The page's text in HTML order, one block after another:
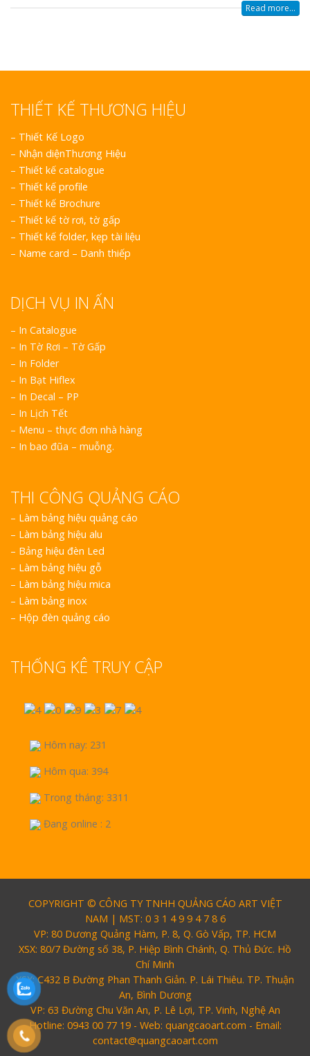
Read more...
THIẾT KẾ THƯƠNG HIỆU
– Thiết Kế Logo
– Nhận diệnThương Hiệu
– Thiết kế catalogue
– Thiết kế profile
– Thiết kế Brochure
– Thiết kế tờ rơi, tờ gấp
– Thiết kế folder, kẹp tài liệu
– Name card – Danh thiếp
DỊCH VỤ IN ẤN
– In Catalogue
– In Tờ Rơi – Tờ Gấp
– In Folder
– In Bạt Hiflex
– In Decal – PP
– In Lịch Tết
– Menu – thực đơn nhà hàng
– In bao đũa – muỗng.
THI CÔNG QUẢNG CÁO
– Làm bảng hiệu quảng cáo
– Làm bảng hiệu alu
– Bảng hiệu đèn Led
– Làm bảng hiệu gỗ
– Làm bảng hiệu mica
– Làm bảng inox
– Hộp đèn quảng cáo
THỐNG KÊ TRUY CẬP
Hôm nay: 231
Hôm qua: 394
Trong tháng: 3311
Đang online : 2
COPYRIGHT © CÔNG TY TNHH QUẢNG CÁO ART VIỆT
NAM | MST: 0 3 1 4 9 9 4 7 8 6
VP: 80 Dương Quảng Hàm, P. 8, Q. Gò Vấp, TP. HCM
XSX: 80/7 Đường số 38, P. Hiệp Bình Chánh, Q. Thủ Đức. Hồ
Chí Minh
XSX: C432 B Đường Phan Thanh Giản. P. Lái Thiêu. TP. Thuận
An, Bình Dương
VP: 63 Đường Chu Văn An, P. Lê Lợi, TP. Vinh, Nghệ An
Hotline: 0943 00 77 19 - Web: quangcaoart.com - Email:
contact@quangcaoart.com